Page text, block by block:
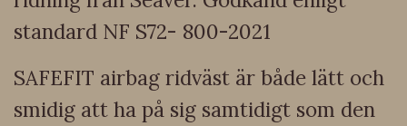
standard NF S72- 800-2021
SAFEFIT airbag ridväst är både lätt och
smidig att ha på sig samtidigt som den